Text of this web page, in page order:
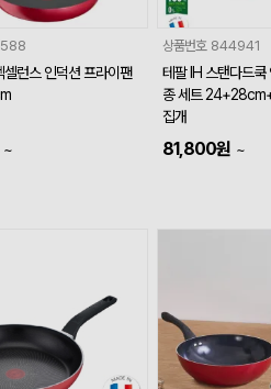
셀런스 인덕션 프라이팬
~
상품번호 844941
테팔 IH 스탠다드쿡
종 세트
집개
81,800원 ~